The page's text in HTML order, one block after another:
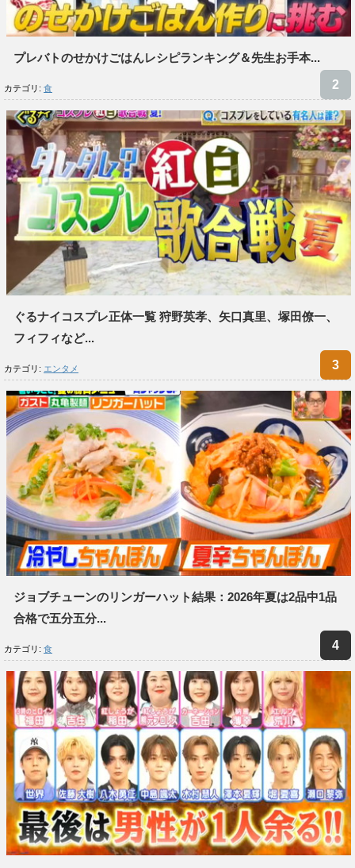
プレバトのせかけごはんレシピランキング＆先生お手本...
カテゴリ: 食
ぐるナイコスプレ正体一覧 狩野英孝、矢口真里、塚田僚一、
フィフィなど...
カテゴリ: エンタメ
ジョブチューンのリンガーハット結果：2026年夏は2品中1品
合格で五分五分...
カテゴリ: 食